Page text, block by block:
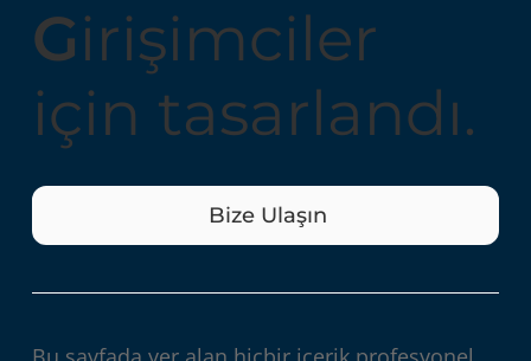
Girişimciler
için tasarlandı.
Bize Ulaşın